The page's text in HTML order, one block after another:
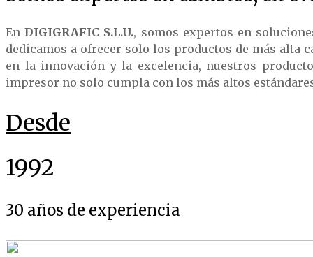
EnDIGIGRAFIC S.L.U., somos expertos en
dedicamos a ofrecer solo los productos de más alta
en la innovación y la excelencia, nuestros
impresor no solo cumpla con los más altos
Desde
1992
30 años de experiencia